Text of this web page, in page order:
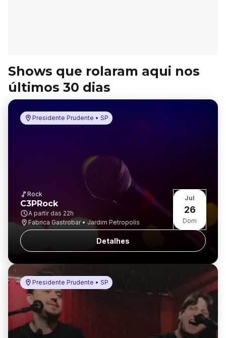
Shows que rolaram aqui nos
últimos 30 dias
Presidente Prudente • SP
Rock
C3PRock
A partir das 22h
Fabrica Gastrobar • Jardim Petropolis
Jul
26
Dom
Detalhes
Presidente Prudente • SP